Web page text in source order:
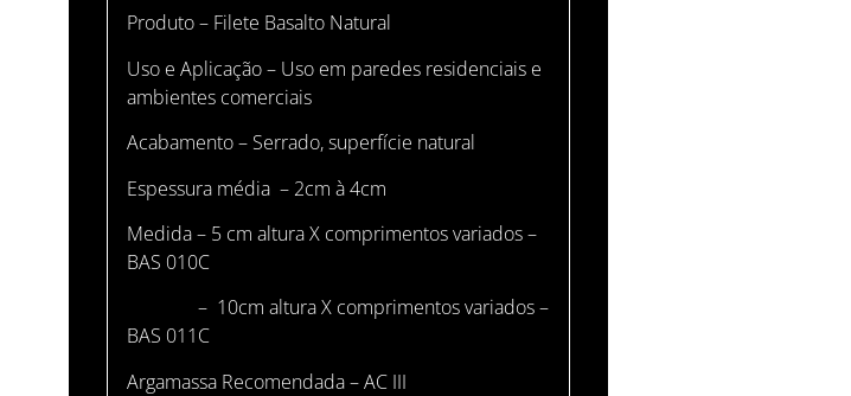
Produto – Filete Basalto Natural
Uso e Aplicação – Uso em paredes residenciais e
ambientes comerciais
Acabamento – Serrado, superfície natural
Espessura média – 2cm à 4cm
Medida – 5 cm altura X comprimentos variados –
BAS 010C
– 10cm altura X comprimentos variados –
BAS 011C
Argamassa Recomendada – AC III